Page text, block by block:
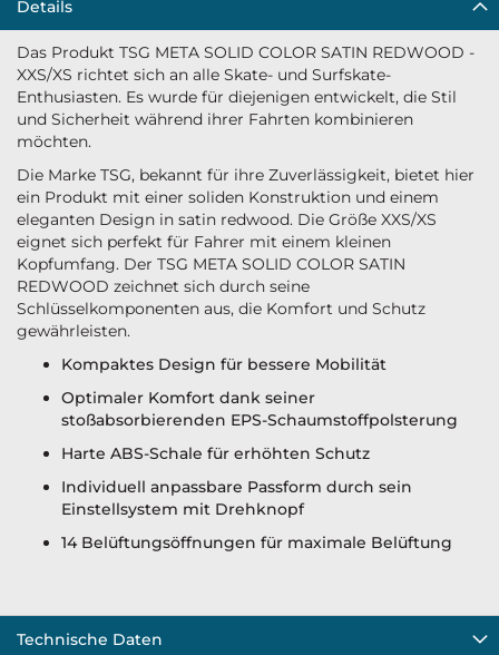
Details
Das Produkt TSG META SOLID COLOR SATIN REDWOOD -
XXS/XS richtet sich an alle Skate- und Surfskate-
Enthusiasten. Es wurde für diejenigen entwickelt, die Stil
und Sicherheit während ihrer Fahrten kombinieren
möchten.
Die Marke TSG, bekannt für ihre Zuverlässigkeit, bietet hier
ein Produkt mit einer soliden Konstruktion und einem
eleganten Design in satin redwood. Die Größe XXS/XS
eignet sich perfekt für Fahrer mit einem kleinen
Kopfumfang. Der TSG META SOLID COLOR SATIN
REDWOOD zeichnet sich durch seine
Schlüsselkomponenten aus, die Komfort und Schutz
gewährleisten.
Kompaktes Design für bessere Mobilität
Optimaler Komfort dank seiner
stoßabsorbierenden EPS-Schaumstoffpolsterung
Harte ABS-Schale für erhöhten Schutz
Individuell anpassbare Passform durch sein
Einstellsystem mit Drehknopf
14 Belüftungsöffnungen für maximale Belüftung
Technische Daten